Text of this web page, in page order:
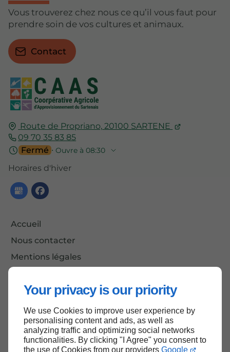
Your privacy is our priority
We use Cookies to improve user experience by
personalising content and ads, as well as
analyzing traffic and optimizing social networks
functionalities. By clicking "I Agree" you consent to
the use of Cookies from our providers Google
Route de Propriano, 20100 SARTENE
09 70 35 83 85
Fermé ⋅ Ouvre à 08:30
Horaires d'hiver
Accueil
Nous contacter
Mentions légales
Vous trouverez chez nous ce qu’il vous faut pour
prendre soin de vos cultures et animaux.
Contact
Haut de page